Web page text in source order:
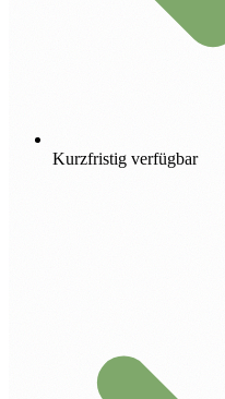
Kurzfristig verfügbar